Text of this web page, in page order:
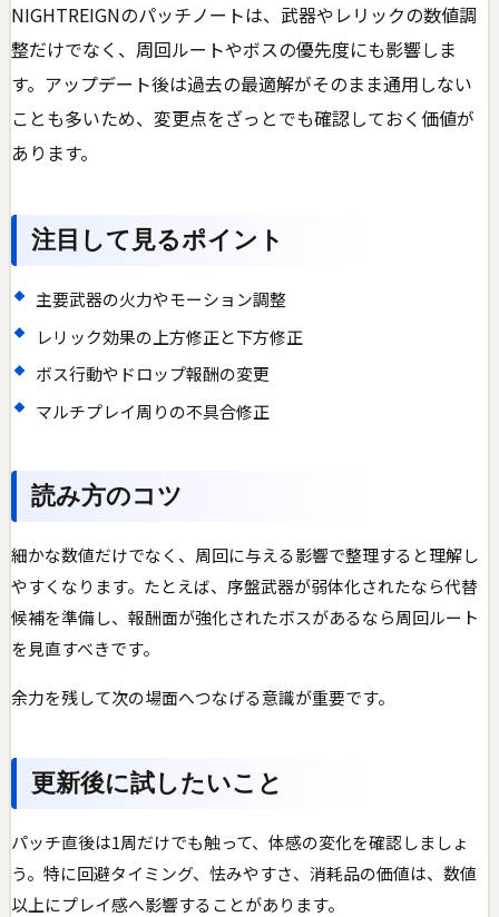
NIGHTREIGNのパッチノートは、武器やレリックの数値調
整だけでなく、周回ルートやボスの優先度にも影響しま
す。アップデート後は過去の最適解がそのまま通用しない
ことも多いため、変更点をざっとでも確認しておく価値が
あります。
注目して見るポイント
主要武器の火力やモーション調整
レリック効果の上方修正と下方修正
ボス行動やドロップ報酬の変更
マルチプレイ周りの不具合修正
読み方のコツ
細かな数値だけでなく、周回に与える影響で整理すると理解し
やすくなります。たとえば、序盤武器が弱体化されたなら代替
候補を準備し、報酬面が強化されたボスがあるなら周回ルート
を見直すべきです。
余力を残して次の場面へつなげる意識が重要です。
更新後に試したいこと
パッチ直後は1周だけでも触って、体感の変化を確認しましょ
う。特に回避タイミング、怯みやすさ、消耗品の価値は、数値
以上にプレイ感へ影響することがあります。